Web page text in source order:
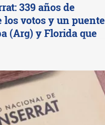
339 años de
los votos y un puente
(Arg) y Florida que